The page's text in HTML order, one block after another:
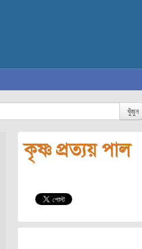
খুঁজুন
কৃষ্ণ প্রত্যয় পাল